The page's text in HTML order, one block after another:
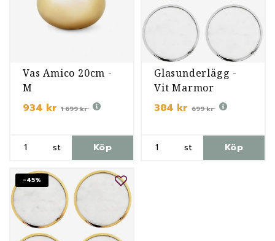
Vas Amico 20cm -
M
934 kr 1 699 kr
st Köp
Glasunderlägg -
Vit Marmor
384 kr 699 kr
st Köp
-45%